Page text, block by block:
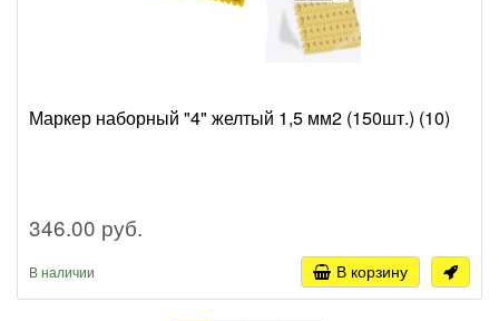
Маркер наборный "4" желтый 1,5 мм2 (150шт.) (10)
346.00 руб.
В наличии В корзину